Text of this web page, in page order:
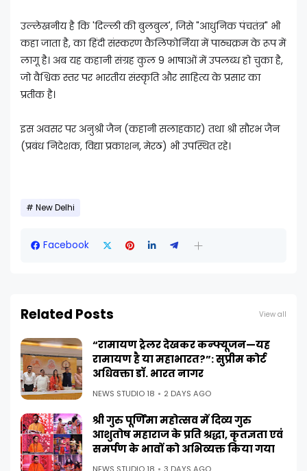
उल्लेखनीय है कि 'दिल्ली की बुलबुल', जिसे "आधुनिक पंचतंत्र" भी
कहा जाता है, का हिंदी संस्करण कैलिफोर्निया में पाठ्यक्रम के रूप में
लागू है। अब यह कहानी संग्रह कुल 9 भाषाओं में उपलब्ध हो चुका है,
जो वैश्विक स्तर पर भारतीय संस्कृति और साहित्य के प्रसार का
प्रतीक है।
इस अवसर पर अनुश्री जैन (कहानी सलाहकार) तथा श्री सौरभ जैन
(प्रबंध निदेशक, विद्या प्रकाशन, मेरठ) भी उपस्थित रहे।
New Delhi
Facebook
Related Posts View all
“रामायण ट्रेलर देखकर कन्फ्यूजन—यह
रामायण है या महाभारत?”: सुप्रीम कोर्ट
अधिवक्ता डॉ. भारत नागर
NEWS STUDIO 18 2 DAYS AGO
श्री गुरु पूर्णिमा महोत्सव में दिव्य गुरु
आशुतोष महाराज के प्रति श्रद्धा, कृतज्ञता एवं
समर्पण के भावों को अभिव्यक्त किया गया